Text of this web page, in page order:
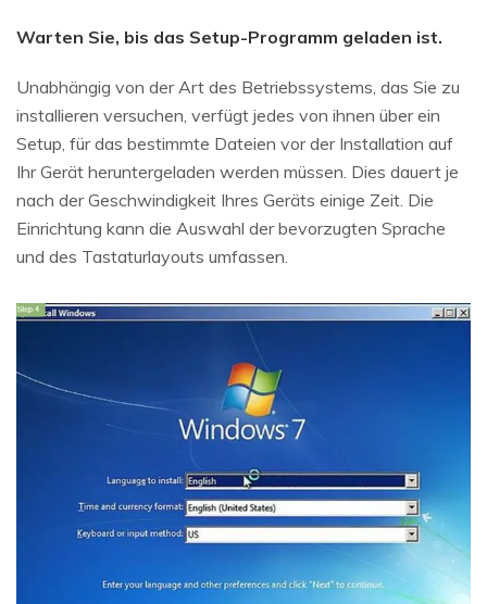
Warten Sie, bis das Setup-Programm geladen ist.
Unabhängig von der Art des Betriebssystems, das Sie zu
installieren versuchen, verfügt jedes von ihnen über ein
Setup, für das bestimmte Dateien vor der Installation auf
Ihr Gerät heruntergeladen werden müssen. Dies dauert je
nach der Geschwindigkeit Ihres Geräts einige Zeit. Die
Einrichtung kann die Auswahl der bevorzugten Sprache
und des Tastaturlayouts umfassen.